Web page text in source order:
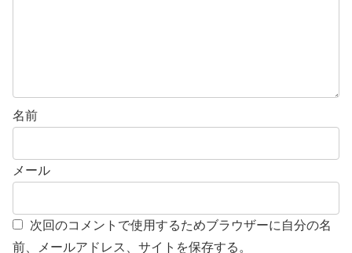
名前
メール
次回のコメントで使用するためブラウザーに自分の名
前、メールアドレス、サイトを保存する。